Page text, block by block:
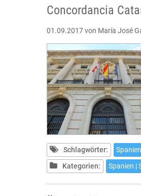
Concordancia
01.09.2017von María José
Schlagwörter:
Spanien
Kategorien:
Spanien |